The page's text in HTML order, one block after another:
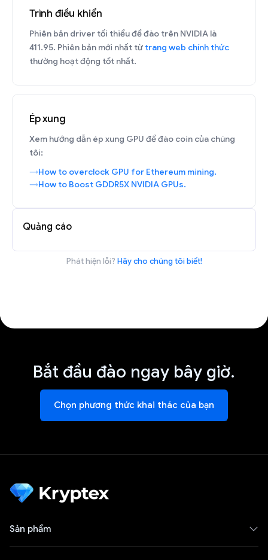
Trình điều khiển
Phiên bản driver tối thiểu để đào trên NVIDIA là
411.95. Phiên bản mới nhất từ trang web chính thức
thường hoạt động tốt nhất.
Ép xung
Xem hướng dẫn ép xung GPU để đào coin của chúng
tôi:
How to overclock GPU for Ethereum mining.
How to Boost GDDR5X NVIDIA GPUs.
Quảng cáo
Phát hiện lỗi? Hãy cho chúng tôi biết!
Bắt đầu đào ngay bây giờ.
Chọn phương thức khai thác của bạn
Sản phẩm